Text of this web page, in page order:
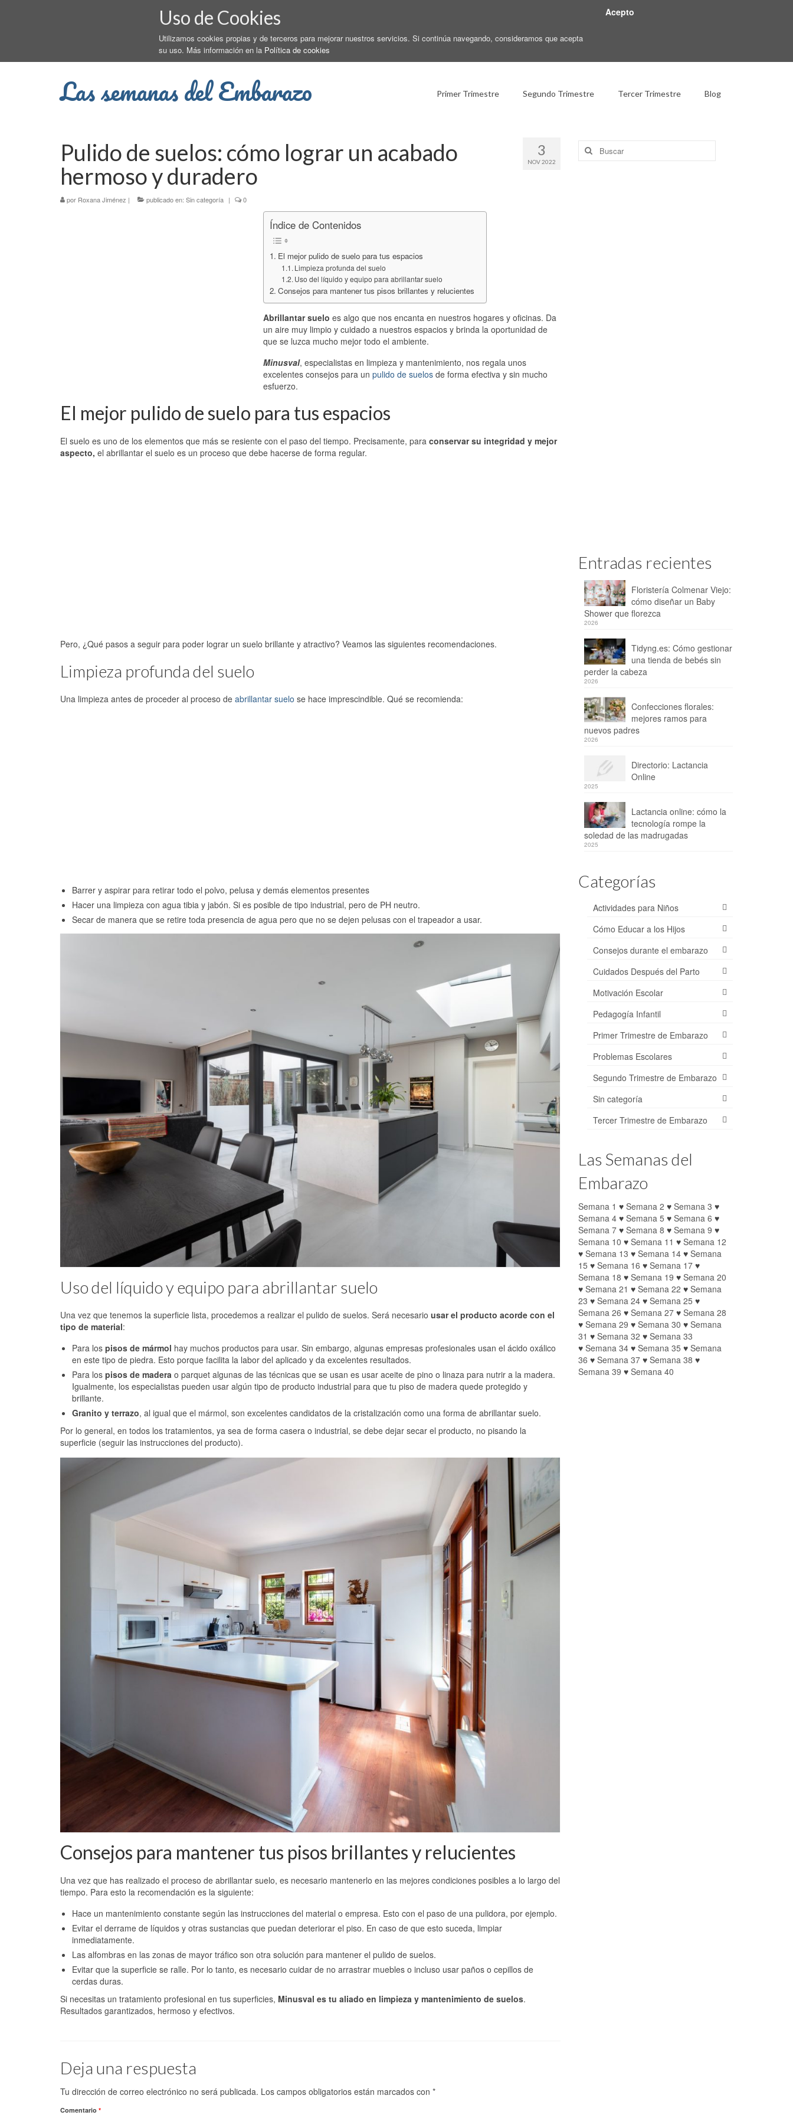
Uso de Cookies
Utilizamos cookies propias y de terceros para mejorar nuestros servicios. Si continúa navegando, consideramos que acepta
su uso. Más información en la Política de cookies
Acepto
Las semanas del Embarazo Primer Trimestre Segundo Trimestre Tercer Trimestre Blog
3
NOV 2022
Pulido de suelos: cómo lograr un acabado
hermoso y duradero
por Roxana Jiménez | publicado en: Sin categoría | 0
Índice de Contenidos
El mejor pulido de suelo para tus espacios
Limpieza profunda del suelo
Uso del líquido y equipo para abrillantar suelo
Consejos para mantener tus pisos brillantes y relucientes
Abrillantar suelo es algo que nos encanta en nuestros hogares y oficinas. Da
un aire muy limpio y cuidado a nuestros espacios y brinda la oportunidad de
que se luzca mucho mejor todo el ambiente.
Minusval, especialistas en limpieza y mantenimiento, nos regala unos
excelentes consejos para un pulido de suelos de forma efectiva y sin mucho
esfuerzo.
El mejor pulido de suelo para tus espacios
El suelo es uno de los elementos que más se resiente con el paso del tiempo. Precisamente, para conservar su integridad y mejor
aspecto, el abrillantar el suelo es un proceso que debe hacerse de forma regular.
Pero, ¿Qué pasos a seguir para poder lograr un suelo brillante y atractivo? Veamos las siguientes recomendaciones.
Limpieza profunda del suelo
Una limpieza antes de proceder al proceso de abrillantar suelo se hace imprescindible. Qué se recomienda:
Barrer y aspirar para retirar todo el polvo, pelusa y demás elementos presentes
Hacer una limpieza con agua tibia y jabón. Si es posible de tipo industrial, pero de PH neutro.
Secar de manera que se retire toda presencia de agua pero que no se dejen pelusas con el trapeador a usar.
Uso del líquido y equipo para abrillantar suelo
Una vez que tenemos la superficie lista, procedemos a realizar el pulido de suelos. Será necesario usar el producto acorde con el
tipo de material:
Para los pisos de mármol hay muchos productos para usar. Sin embargo, algunas empresas profesionales usan el ácido oxálico
en este tipo de piedra. Esto porque facilita la labor del aplicado y da excelentes resultados.
Para los pisos de madera o parquet algunas de las técnicas que se usan es usar aceite de pino o linaza para nutrir a la madera.
Igualmente, los especialistas pueden usar algún tipo de producto industrial para que tu piso de madera quede protegido y
brillante.
Granito y terrazo, al igual que el mármol, son excelentes candidatos de la cristalización como una forma de abrillantar suelo.
Por lo general, en todos los tratamientos, ya sea de forma casera o industrial, se debe dejar secar el producto, no pisando la
superficie (seguir las instrucciones del producto).
Consejos para mantener tus pisos brillantes y relucientes
Una vez que has realizado el proceso de abrillantar suelo, es necesario mantenerlo en las mejores condiciones posibles a lo largo del
tiempo. Para esto la recomendación es la siguiente:
Hace un mantenimiento constante según las instrucciones del material o empresa. Esto con el paso de una pulidora, por ejemplo.
Evitar el derrame de líquidos y otras sustancias que puedan deteriorar el piso. En caso de que esto suceda, limpiar
inmediatamente.
Las alfombras en las zonas de mayor tráfico son otra solución para mantener el pulido de suelos.
Evitar que la superficie se ralle. Por lo tanto, es necesario cuidar de no arrastrar muebles o incluso usar paños o cepillos de
cerdas duras.
Si necesitas un tratamiento profesional en tus superficies, Minusval es tu aliado en limpieza y mantenimiento de suelos.
Resultados garantizados, hermoso y efectivos.
Deja una respuesta
Tu dirección de correo electrónico no será publicada. Los campos obligatorios están marcados con *
Comentario *
Buscar
por:
Entradas recientes
Floristería Colmenar Viejo:
cómo diseñar un Baby
Shower que florezca
2026
Tidyng.es: Cómo gestionar
una tienda de bebés sin
perder la cabeza
2026
Confecciones florales:
mejores ramos para
nuevos padres
2026
Directorio: Lactancia
Online
2025
Lactancia online: cómo la
tecnología rompe la
soledad de las madrugadas
2025
Categorías
Actividades para Niños
Cómo Educar a los Hijos
Consejos durante el embarazo
Cuidados Después del Parto
Motivación Escolar
Pedagogía Infantil
Primer Trimestre de Embarazo
Problemas Escolares
Segundo Trimestre de Embarazo
Sin categoría
Tercer Trimestre de Embarazo
Las Semanas del
Embarazo
Semana 1 ♥ Semana 2 ♥ Semana 3 ♥
Semana 4♥ Semana 5 ♥ Semana 6 ♥
Semana 7♥ Semana 8 ♥ Semana 9 ♥
Semana 10 ♥ Semana 11 ♥ Semana 12
♥ Semana 13 ♥ Semana 14♥ Semana
15 ♥ Semana 16 ♥ Semana 17♥
Semana 18 ♥ Semana 19 ♥ Semana 20
♥ Semana 21 ♥ Semana 22 ♥ Semana
23 ♥ Semana 24♥ Semana 25 ♥
Semana 26 ♥ Semana 27♥ Semana 28
♥ Semana 29 ♥ Semana 30 ♥ Semana
31 ♥ Semana 32 ♥ Semana 33
♥ Semana 34♥ Semana 35 ♥ Semana
36 ♥ Semana 37♥ Semana 38 ♥
Semana 39 ♥ Semana 40